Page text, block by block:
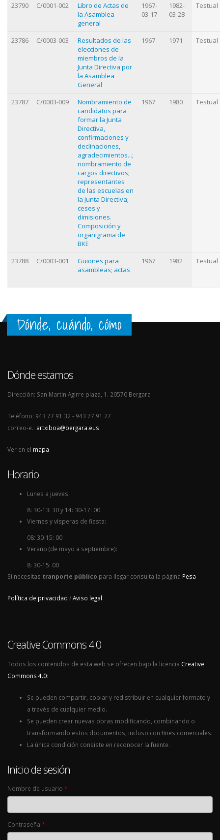
23790 C/0001-002
Libro de Actas de
la Asamblea
general
1967-
03-17
1982-
03-28
Testual
23786 C/0003-003
Resultados de las
elecciones de
miembros de la
Junta Directiva por
la Asamblea
General
1967 1971 Testual
23787 C/0003-009
Nombramiento de
candidatos para
formar la Junta
Directiva,
confirmaciones y
declinaciones,
agradecimientos...;
nombramiento de
cargos directivos;
representantes
de las escuelas en
la Junta Directiva;
ceses y
dimisiones.
Composición y
organigrama de
BKE
1967 1980 Testual
23788 C/0003-001
Guiones para
asambleas; actas
1967 1982 Testual
Dónde, cuándo, cómo
Dónde estamos
Dirección: San Martin Agirre plaza, 1. 20570 Bergara
Teléfono: 943 77 91 32 - 943 77 91 27
correo-e.: artxiboa@bergara.eus
Ver en el mapa
Horario
Lunes a jueves:
8: 30-13: 30 y 14: 30-17: 00
Viernes y vísperas de fiesta:
08: 30-15: 00
Verano (de mayo a septiembre):
8: 30-15: 00
Si necesitas tranporte público para llegar consulta la página Pesa
Política de privacidad /Aviso legal
Creative Commons 4.0
Todos los contenidos de esta web se ofrecen bajo la licencia Creative
Commons 4.0:
Se pueden compartir, copiar y redistribuir en cualquier formato y
a través de cualquier medio.
Se pueden crear nuevas obras modificando, combinando o
transformando estos documentos, incluso con fines comerciales.
La única condición consiste en reconocer la fuente.
Inicio de sesión
Nombre de usuario *
Contraseña *